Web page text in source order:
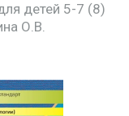
детей 5-7 (8)
О.В.